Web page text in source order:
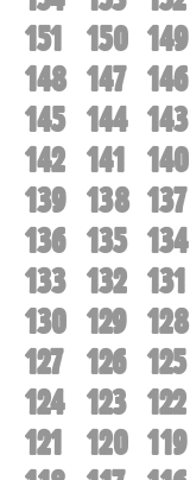
151
150 149
148 147 146
145 144 143
142 141 140
139 138 137
136 135 134
133 132 131
130 129 128
127 126 125
124 123 122
121
120 119